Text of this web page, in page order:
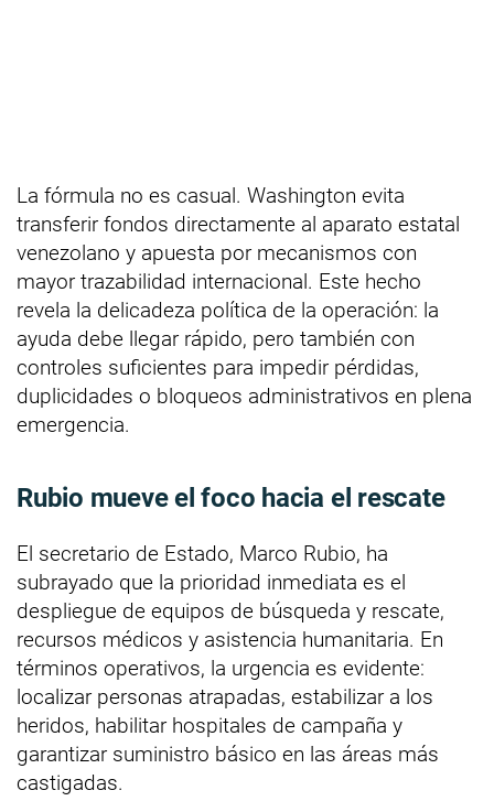
La fórmula no es casual. Washington evita
transferir fondos directamente al aparato estatal
venezolano y apuesta por mecanismos con
mayor trazabilidad internacional. Este hecho
revela la delicadeza política de la operación: la
ayuda debe llegar rápido, pero también con
controles suficientes para impedir pérdidas,
duplicidades o bloqueos administrativos en plena
emergencia.
Rubio mueve el foco hacia el rescate
El secretario de Estado, Marco Rubio, ha
subrayado que la prioridad inmediata es el
despliegue de equipos de búsqueda y rescate,
recursos médicos y asistencia humanitaria. En
términos operativos, la urgencia es evidente:
localizar personas atrapadas, estabilizar a los
heridos, habilitar hospitales de campaña y
garantizar suministro básico en las áreas más
castigadas.